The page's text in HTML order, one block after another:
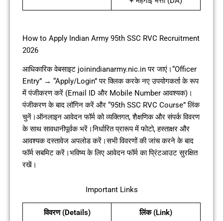
How to Apply Indian Army 95th SSC RVC Recruitment
2026
आधिकारिक वेबसाइट joinindianarmy.nic.in पर जाएं।“Officer
Entry” → “Apply/Login” पर क्लिक करके नए उपयोगकर्ता के रूप
में पंजीकरण करें (Email ID और Mobile Number आवश्यक)।
पंजीकरण के बाद लॉगिन करें और “95th SSC RVC Course” लिंक
चुनें।ऑनलाइन आवेदन फॉर्म को व्यक्तिगत, शैक्षणिक और संपर्क विवरण
के साथ सावधानीपूर्वक भरें।निर्धारित प्रारूप में फोटो, हस्ताक्षर और
आवश्यक दस्तावेज अपलोड करें।सभी विवरणों की जांच करने के बाद
फॉर्म सबमिट करें।भविष्य के लिए आवेदन फॉर्म का प्रिंटआउट सुरक्षित
रखें।
Important Links
विवरण (Details) लिंक (Link)